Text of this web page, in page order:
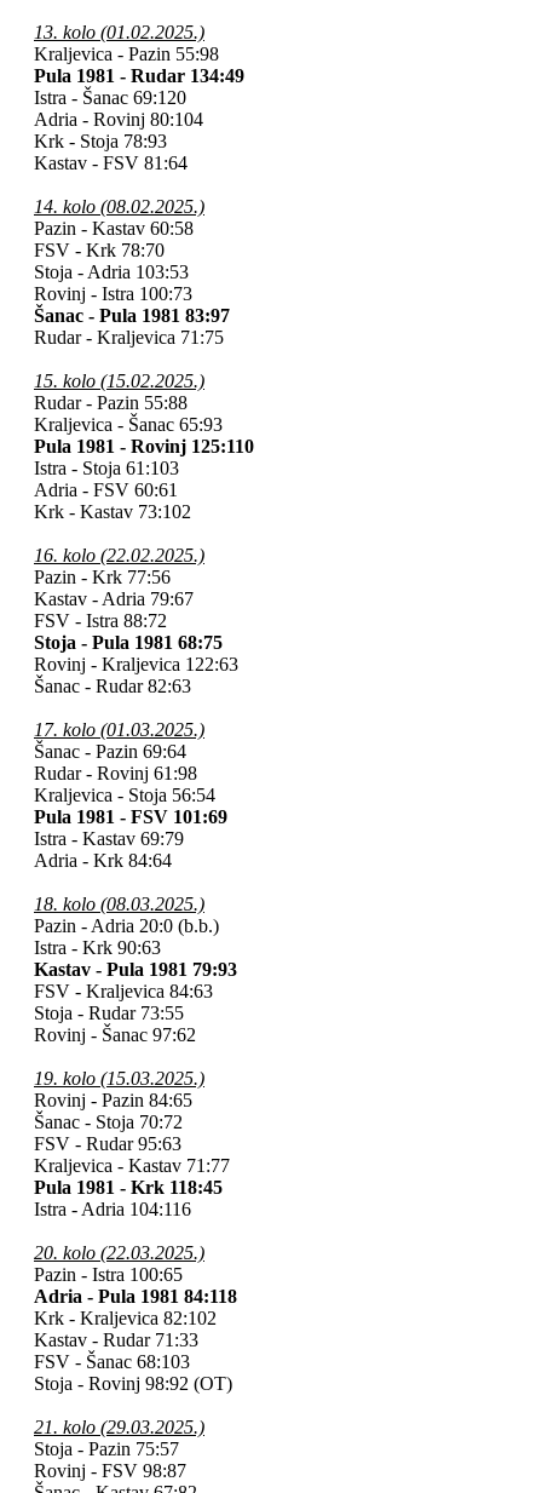
13. kolo (01.02.2025.)
Kraljevica - Pazin 55:98
Pula 1981 - Rudar 134:49
Istra - Šanac 69:120
Adria - Rovinj 80:104
Krk - Stoja 78:93
Kastav - FSV 81:64
14. kolo (08.02.2025.)
Pazin - Kastav 60:58
FSV - Krk 78:70
Stoja - Adria 103:53
Rovinj - Istra 100:73
Šanac - Pula 1981 83:97
Rudar - Kraljevica 71:75
15. kolo (15.02.2025.)
Rudar - Pazin 55:88
Kraljevica - Šanac 65:93
Pula 1981 - Rovinj 125:110
Istra - Stoja 61:103
Adria - FSV 60:61
Krk - Kastav 73:102
16. kolo (22.02.2025.)
Pazin - Krk 77:56
Kastav - Adria 79:67
FSV - Istra 88:72
Stoja - Pula 1981 68:75
Rovinj - Kraljevica 122:63
Šanac - Rudar 82:63
17. kolo (01.03.2025.)
Šanac - Pazin 69:64
Rudar - Rovinj 61:98
Kraljevica - Stoja 56:54
Pula 1981 - FSV 101:69
Istra - Kastav 69:79
Adria - Krk 84:64
18. kolo (08.03.2025.)
Pazin - Adria 20:0 (b.b.)
Istra - Krk 90:63
Kastav - Pula 1981 79:93
FSV - Kraljevica 84:63
Stoja - Rudar 73:55
Rovinj - Šanac 97:62
19. kolo (15.03.2025.)
Rovinj - Pazin 84:65
Šanac - Stoja 70:72
FSV - Rudar 95:63
Kraljevica - Kastav 71:77
Pula 1981 - Krk 118:45
Istra - Adria 104:116
20. kolo (22.03.2025.)
Pazin - Istra 100:65
Adria - Pula 1981 84:118
Krk - Kraljevica 82:102
Kastav - Rudar 71:33
FSV - Šanac 68:103
Stoja - Rovinj 98:92 (OT)
21. kolo (29.03.2025.)
Stoja - Pazin 75:57
Rovinj - FSV 98:87